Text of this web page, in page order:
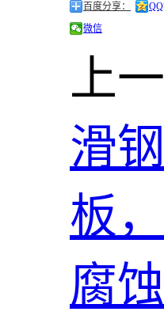
百度分享：
微信
上
滑
板
腐